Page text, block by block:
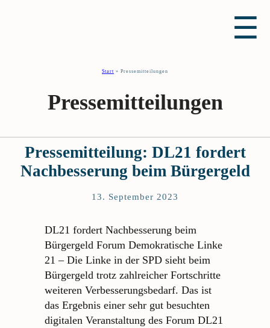
☰
Start » Pressemitteilungen
Pressemitteilungen
Pressemitteilung: DL21 fordert
Nachbesserung beim Bürgergeld
13. September 2023
DL21 fordert Nachbesserung beim
Bürgergeld Forum Demokratische Linke
21 – Die Linke in der SPD sieht beim
Bürgergeld trotz zahlreicher Fortschritte
weiteren Verbesserungsbedarf. Das ist
das Ergebnis einer sehr gut besuchten
digitalen Veranstaltung des Forum DL21